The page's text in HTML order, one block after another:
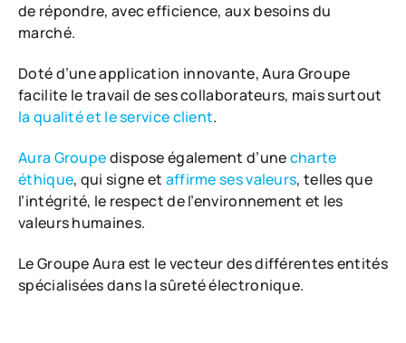
de répondre, avec efficience, aux besoins du
marché.
Doté d’une application innovante, Aura Groupe
facilite le travail de ses collaborateurs, mais surtout
la qualité et le service client.
Aura Groupedispose également d’unecharte
éthique, qui signe et affirme ses valeurs, telles que
l’intégrité, le respect de l’environnement et les
valeurs humaines.
Le Groupe Aura est le vecteur des différentes entités
spécialisées dans la sûreté électronique.